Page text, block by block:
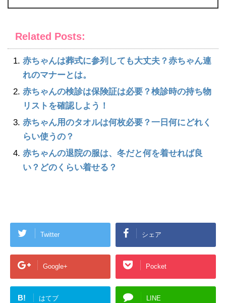
Related Posts:
赤ちゃんは葬式に参列しても大丈夫？赤ちゃん連
れのマナーとは。
赤ちゃんの検診は保険証は必要？検診時の持ち物
リストを確認しよう！
赤ちゃん用のタオルは何枚必要？一日何にどれく
らい使うの？
赤ちゃんの退院の服は、冬だと何を着せれば良
い？どのくらい着せる？
Twitter シェア
Google+ Pocket
B! はてブ LINE